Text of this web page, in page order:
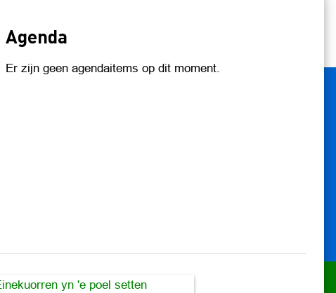
Agenda
Er zijn geen agendaitems op dit moment.